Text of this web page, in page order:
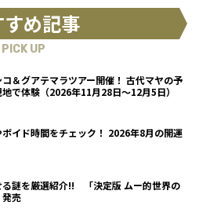
すめ記事
PICK UP
＆グアテマラツアー開催！ 古代マヤの予
で体験（2026年11月28日～12月5日）
イド時間をチェック！ 2026年8月の開運
る謎を厳選紹介!! 「決定版 ムー的世界の
発売